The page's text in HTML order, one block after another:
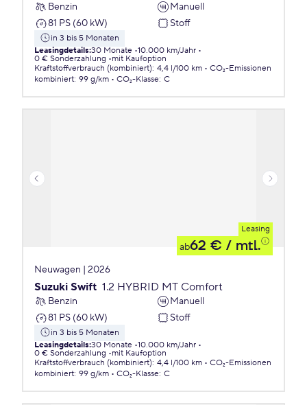
Benzin
Manuell
81 PS (60 kW)
Stoff
in 3 bis 5 Monaten
Leasingdetails:30 Monate 10.000 km/Jahr
0 € Sonderzahlung
mit Kaufoption
Kraftstoffverbrauch (kombiniert): 4,4 l/100 km
CO₂-Emissionen
kombiniert: 99 g/km CO₂-Klasse: C
Leasing
ab62 € / mtl.
Neuwagen | 2026
Suzuki Swift 1.2 HYBRID MT Comfort
Benzin
Manuell
81 PS (60 kW)
Stoff
in 3 bis 5 Monaten
Leasingdetails:30 Monate 10.000 km/Jahr
0 € Sonderzahlung
mit Kaufoption
Kraftstoffverbrauch (kombiniert): 4,4 l/100 km
CO₂-Emissionen
kombiniert: 99 g/km CO₂-Klasse: C